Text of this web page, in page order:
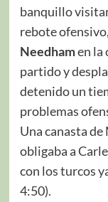
banquillo
rebote
Needhamen la
partido y
detenido un
problemas
Una canasta
obligaba a
con los turcos
4:50).